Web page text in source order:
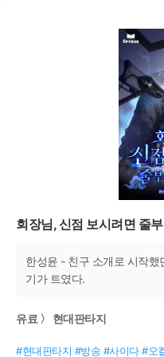
회장님, 신점 보시려면 줄
한성윤 - 친구 소개로 시작했
기가 트였다.
유료 〉 현대판타지
#현대판타지 #방송 #사이다 #오